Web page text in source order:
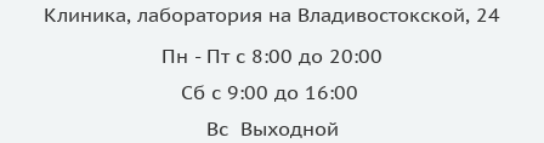
Клиника, лаборатория на Владивостокской, 24
Пн - Пт с 8:00 до 20:00
Сб с 9:00 до 16:00
Вс Выходной